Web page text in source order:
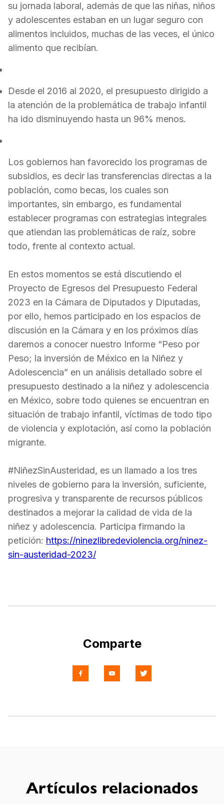
su jornada laboral, además de que las niñas, niños
y adolescentes estaban en un lugar seguro con
alimentos incluidos, muchas de las veces, el único
alimento que recibían.
Desde el 2016 al 2020, el presupuesto dirigido a
la atención de la problemática de trabajo infantil
ha ido disminuyendo hasta un 96% menos.
Los gobiernos han favorecido los programas de
subsidios, es decir las transferencias directas a la
población, como becas, los cuales son
importantes, sin embargo, es fundamental
establecer programas con estrategias integrales
que atiendan las problemáticas de raíz, sobre
todo, frente al contexto actual.
En estos momentos se está discutiendo el
Proyecto de Egresos del Presupuesto Federal
2023 en la Cámara de Diputados y Diputadas,
por ello, hemos participado en los espacios de
discusión en la Cámara y en los próximos días
daremos a conocer nuestro Informe “Peso por
Peso; la inversión de México en la Niñez y
Adolescencia” en un análisis detallado sobre el
presupuesto destinado a la niñez y adolescencia
en México, sobre todo quienes se encuentran en
situación de trabajo infantil, víctimas de todo tipo
de violencia y explotación, así como la población
migrante.
#NiñezSinAusteridad, es un llamado a los tres
niveles de gobierno para la inversión, suficiente,
progresiva y transparente de recursos públicos
destinados a mejorar la calidad de vida de la
niñez y adolescencia. Participa firmando la
petición: https://ninezlibredeviolencia.org/ninez-
sin-austeridad-2023/
Comparte
Artículos relacionados